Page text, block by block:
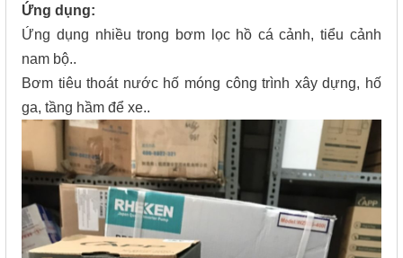
Ứng dụng:
Ứng dụng nhiều trong bơm lọc hồ cá cảnh, tiểu cảnh
nam bộ..
Bơm tiêu thoát nước hố móng công trình xây dựng, hố
ga, tầng hầm để xe..